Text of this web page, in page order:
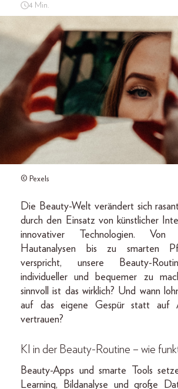
4 Min.
© Pexels
Die Beauty-Welt verändert sich
durch den Einsatz von künstlicher
innovativer Technologien. Von
Hautanalysen bis zu smarten
verspricht, unsere Beauty-
individueller und bequemer zu
sinnvoll ist das wirklich? Und wann
auf das eigene Gespür statt auf
vertrauen?
KI in der Beauty-Routine – wie
Beauty-Apps und smarte Tools
Learning, Bildanalyse und große